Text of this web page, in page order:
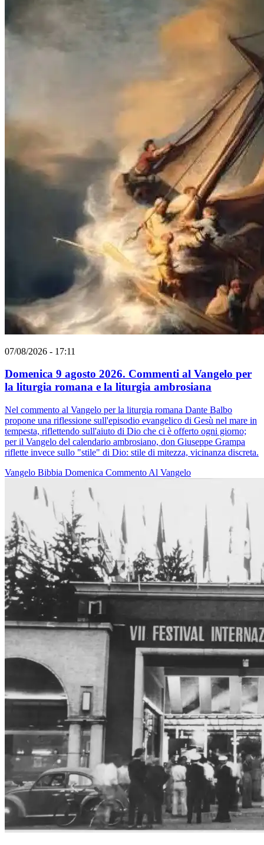
07/08/2026 - 17:11
Domenica 9 agosto 2026. Commenti al Vangelo per
la liturgia romana e la liturgia ambrosiana
Nel commento al Vangelo per la liturgia romana Dante Balbo
propone una riflessione sull'episodio evangelico di Gesù nel mare in
tempesta, riflettendo sull'aiuto di Dio che ci è offerto ogni giorno;
per il Vangelo del calendario ambrosiano, don Giuseppe Grampa
riflette invece sullo "stile" di Dio: stile di mitezza, vicinanza discreta.
Vangelo Bibbia Domenica Commento Al Vangelo